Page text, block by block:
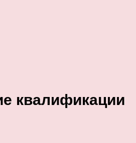
квалификации